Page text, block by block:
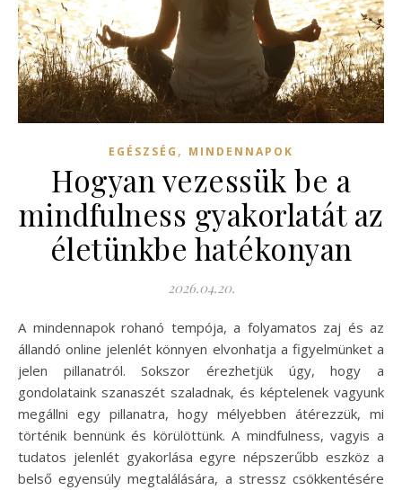
EGÉSZSÉG , MINDENNAPOK
Hogyan vezessük be a
mindfulness gyakorlatát az
életünkbe hatékonyan
2026.04.20.
A mindennapok rohanó tempója, a folyamatos zaj és az
állandó online jelenlét könnyen elvonhatja a figyelmünket a
jelen pillanatról. Sokszor érezhetjük úgy, hogy a
gondolataink szanaszét szaladnak, és képtelenek vagyunk
megállni egy pillanatra, hogy mélyebben átérezzük, mi
történik bennünk és körülöttünk. A mindfulness, vagyis a
tudatos jelenlét gyakorlása egyre népszerűbb eszköz a
belső egyensúly megtalálására, a stressz csökkentésére